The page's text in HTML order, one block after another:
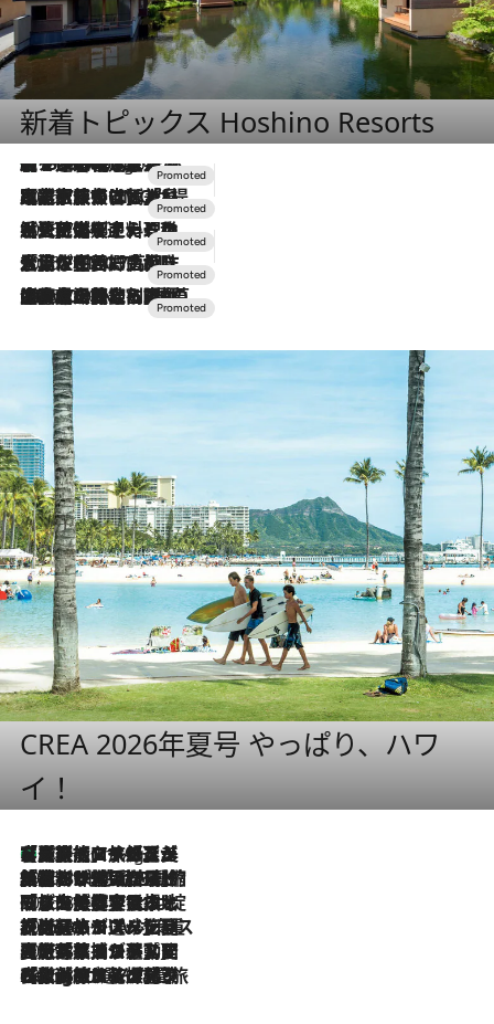
新着トピックス Hoshino Resorts
8 Hours Ago
【トンボの足水浴】ヒノキの香りに包まれて涼感マックス！約13℃の湧水かけ流しを避暑地「星野温泉 トンボの湯」で体験
2026.7.31
【ホテル帰省】という選択肢をOMOが提案。家族とほどよい距離を保つには「昼は実家、夜は気兼ねなくホテルで！」
2026.7.24
【夏限定ディナーコース】旬を迎える稚鮎や花ズッキーニなどをイタリア・トスカーナの郷土料理の手法で満喫！
2026.7.17
「土佐和ハーブかき氷」がOMO7高知に登場！生姜、山椒、大葉など目にも舌にも涼を呼ぶ郷土の味
2026.7.10
NEW OPEN！【界 草津】名湯の地に誕生。趣の異なる2種の温泉と上州ならではの会席・蕎麦割烹など美食を味わう究極の癒やし旅
CREA 2026年夏号 やっぱり、ハワ
イ！
10 Hours Ago
【厳選旅コスメ】「多機能アイテムがメイン！」旅好き美容エディターが選んだ夏旅ベストコスメを発表【Mサイズジップ】
2026.8.6
「荷物が増えるほど旅ストレスは増す」美容ジャーナリストがたどり着いた最終結論。“化粧品を劇的に減らす”感動の凝縮美容とは
2026.8.6
「旅先には金髪ウィッグを持参」日本と同じメイクでは損してる!? 美容ジャーナリストが提案する“掟破りの旅美容”とは
2026.8.6
【厳選旅コスメ】「身軽さ＆UV対策重視！」ヘアアーティストshucoが選んだ夏旅ベストコスメを発表【Mサイズジップ】
2026.8.5
【厳選旅コスメ】国内をあちこち移動する河井菜摘が選んだ夏旅ベストコスメ発表！「リラックスアイテムはマスト」【Mサイズジップ】
2026.8.4
【厳選旅コスメ】「紫外線＆乾燥対策しながらメイク感も！」ヘア＆メイクGeorgeが選んだ夏旅ベストコスメを発表！【Mサイズジップ】